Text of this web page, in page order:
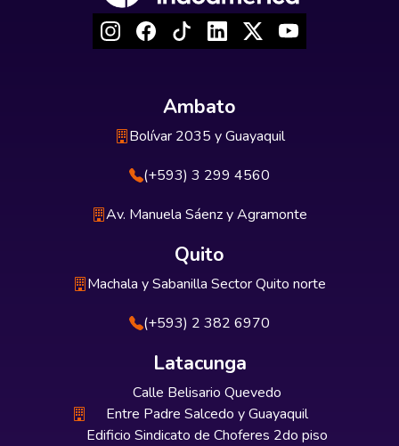
Ambato
Bolívar 2035 y Guayaquil
(+593) 3 299 4560
Av. Manuela Sáenz y Agramonte
Quito
Machala y Sabanilla Sector Quito norte
(+593) 2 382 6970
Latacunga
Calle Belisario Quevedo
Entre Padre Salcedo y Guayaquil
Edificio Sindicato de Choferes 2do piso